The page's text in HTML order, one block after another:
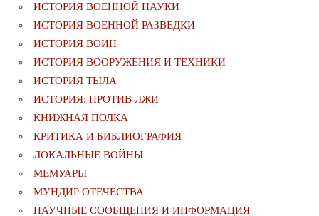
ИСТОРИЯ ВОЕННОЙ НАУКИ
ИСТОРИЯ ВОЕННОЙ РАЗВЕДКИ
ИСТОРИЯ ВОИН
ИСТОРИЯ ВООРУЖЕНИЯ И ТЕХНИКИ
ИСТОРИЯ ТЫЛА
ИСТОРИЯ: ПРОТИВ ЛЖИ
КНИЖНАЯ ПОЛКА
КРИТИКА И БИБЛИОГРАФИЯ
ЛОКАЛЬНЫЕ ВОЙНЫ
МЕМУАРЫ
МУНДИР ОТЕЧЕСТВА
НАУЧНЫЕ СООБЩЕНИЯ И ИНФОРМАЦИЯ